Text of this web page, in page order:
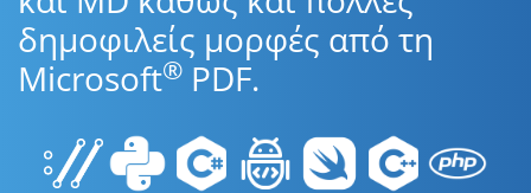
δημοφιλείς μορφές από τη
Microsoft® PDF.